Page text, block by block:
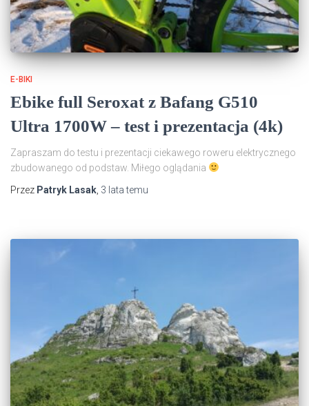
E-BIKI
Ebike full Seroxat z Bafang G510
Ultra 1700W – test i prezentacja (4k)
Zapraszam do testu i prezentacji ciekawego roweru elektrycznego
zbudowanego od podstaw. Miłego oglądania
Przez Patryk Lasak 3 latatemu